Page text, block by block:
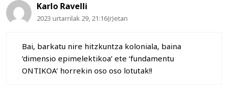
Karlo Ravelli
2023 urtarrilak 29, 21:16(r)etan
Bai, barkatu nire hitzkuntza koloniala, baina
‘dimensio epimelektikoa’ ete ‘fundamentu
ONTIKOA’ horrekin oso oso lotutak!!